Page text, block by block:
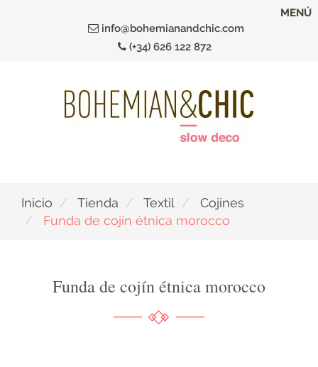
info@bohemianandchic.com
(+34) 626 122 872
MENÚ
Inicio Tienda Textil
Cojines
Funda de cojín étnica morocco
Funda de cojín étnica morocco